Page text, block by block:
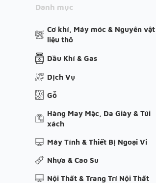
Danh mục
Cơ khí, Máy móc & Nguyên vật
liệu thô
Dầu Khí & Gas
Dịch Vụ
Gỗ
Hàng May Mặc, Da Giày & Túi
xách
Máy Tính & Thiết Bị Ngoại Vi
Nhựa & Cao Su
Nội Thất & Trang Trí Nội Thất